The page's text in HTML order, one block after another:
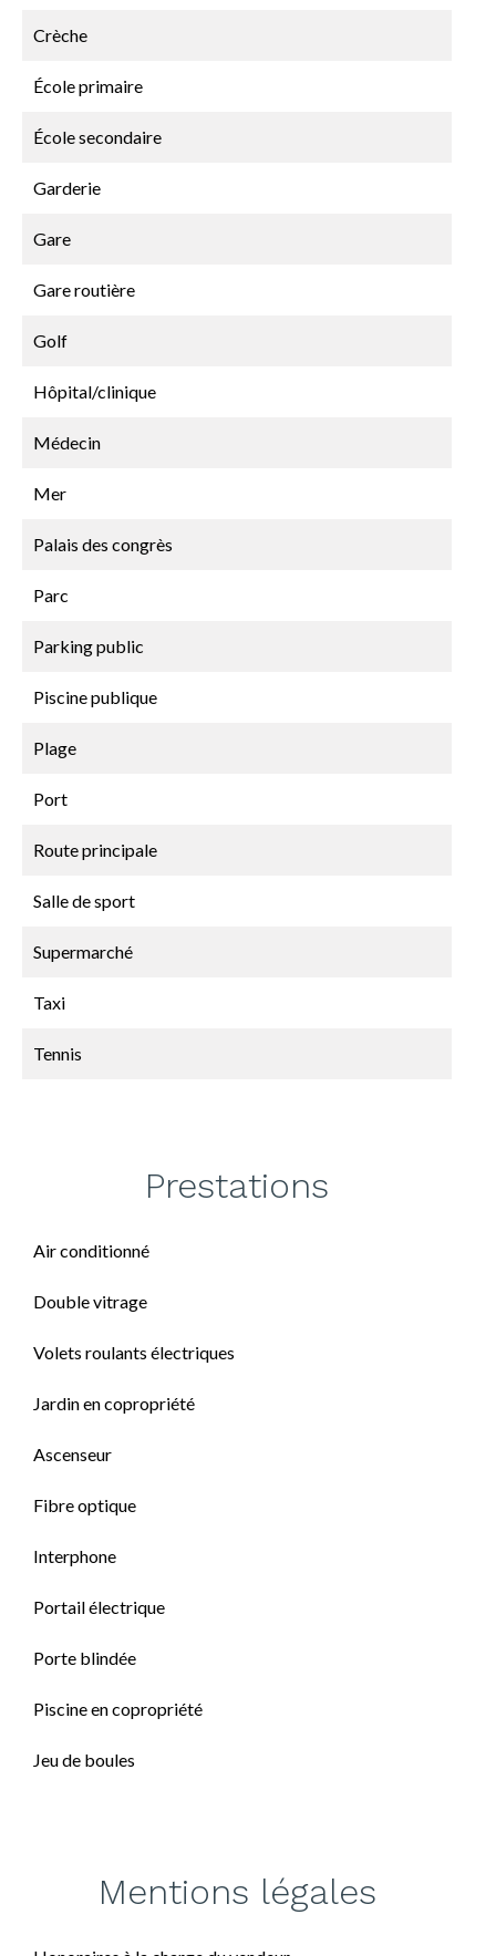
Crèche
École primaire
École secondaire
Garderie
Gare
Gare routière
Golf
Hôpital/clinique
Médecin
Mer
Palais des congrès
Parc
Parking public
Piscine publique
Plage
Port
Route principale
Salle de sport
Supermarché
Taxi
Tennis
Prestations
Air conditionné
Double vitrage
Volets roulants électriques
Jardin en copropriété
Ascenseur
Fibre optique
Interphone
Portail électrique
Porte blindée
Piscine en copropriété
Jeu de boules
Mentions légales